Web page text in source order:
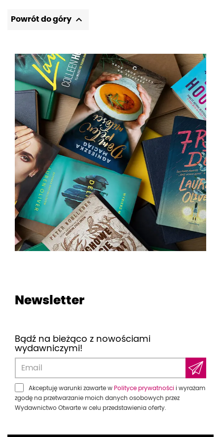
Powrót do góry 
Newsletter
Bądź na bieżąco z nowościami
wydawniczymi!
Akceptuję warunki zawarte w Polityce prywatności i wyrażam
zgodę na przetwarzanie moich danych osobowych przez
Wydawnictwo Otwarte w celu przedstawienia oferty.